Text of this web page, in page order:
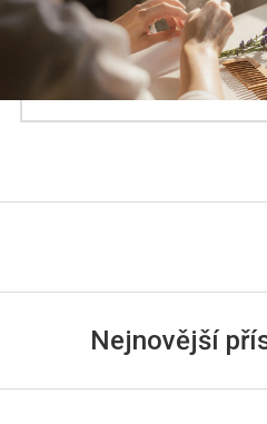
Nejnovější